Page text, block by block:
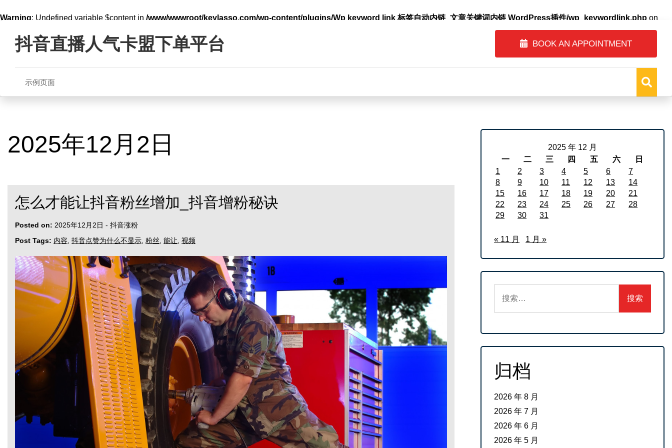
Warning: Undefined variable $content in /www/wwwroot/keylasso.com/wp-content/plugins/Wp keyword link 标签自动内链_文章关键词内链 WordPress插件/wp_keywordlink.php on
content抖音直播人气卡盟下单平台 BOOK AN APPOINTMENT
示例页面
2025年12月2日
怎么才能让抖音粉丝增加_抖音增粉秘诀
Posted on: 2025年12月2日 - 抖音涨粉
Post Tags: 内容 抖音点赞为什么不显示 粉丝 能让 视频
2025 年 12 月
一
二 三 四 五 六
日
1
2 3 4 5 6
7
8
9 10 11 12 13
14
15
16 17 18 19 20
21
22
23 24 25 26 27
28
29
30 31
« 11 月 1 月 »
索：
归档
2026 年 8 月
2026 年 7 月
2026 年 6 月
2026 年 5 月